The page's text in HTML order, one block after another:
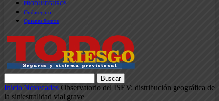
PRODUSEGUROS
Ondaseguro
Quienes Somos
Inicio Novedades Observatorio del ISEV: distribución geográfica de
la siniestralidad vial grave